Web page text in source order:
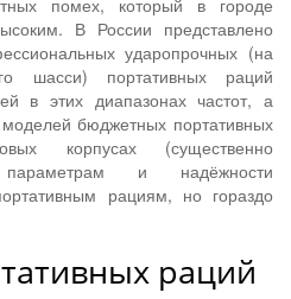
помех, который в городе
В России представлено
ударопрочных (на
шасси) портативных раций
в этих диапазонах частот, а
бюджетных портативных
корпусах (существенно
и надёжности
рациям, но гораздо
раций